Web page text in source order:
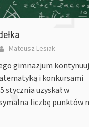
Mateusz Lesiak
gimnazjum
i konkursami
stycznia uzyskał w
liczbę punktów